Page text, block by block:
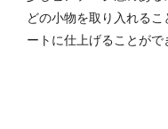
どの小物を取り入れる
ートに仕上げることがで